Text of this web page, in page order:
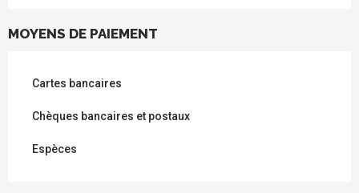
MOYENS DE PAIEMENT
Cartes bancaires
Chèques bancaires et postaux
Espèces